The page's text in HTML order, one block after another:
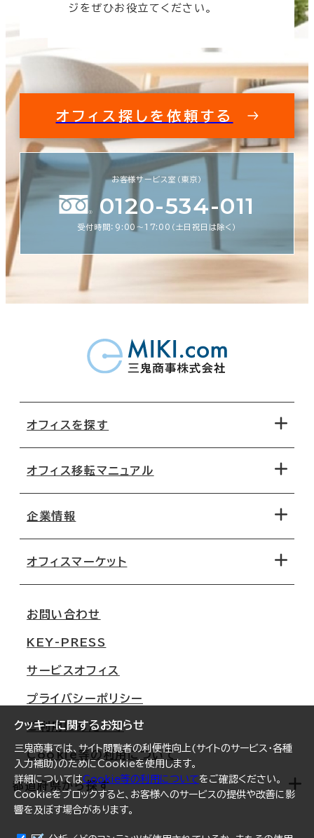
クッキーに関するお知らせ
三鬼商事では、サイト閲覧者の利便性向上(サイトのサービス・各種
入力補助)のためにCookieを使用します。
詳細についてはCookie等の利用についてをご確認ください。
Cookieをブロックすると、お客様へのサービスの提供や改善に影
響を及ぼす場合があります。
ジをぜひお役立てください。
オフィス探しを依頼する
お客様サービス室（東京）
0120-534-011
受付時間：9:00〜17:00（土日祝日は除く）
オフィスを探す
地図から探す
路線・駅から探す
オフィス移転マニュアル
移転コストシミュレーション
移転スケジュール
オフィス移転Q&A
企業情報
オフィスマーケット
大阪
名古屋
札幌
仙台
横浜
福岡
オフィスリポート
お問い合わせ
KEY-PRESS
サービスオフィス
プライバシーポリシー
ご利用にあたって
Cookie等の利用について
都道府県から探す